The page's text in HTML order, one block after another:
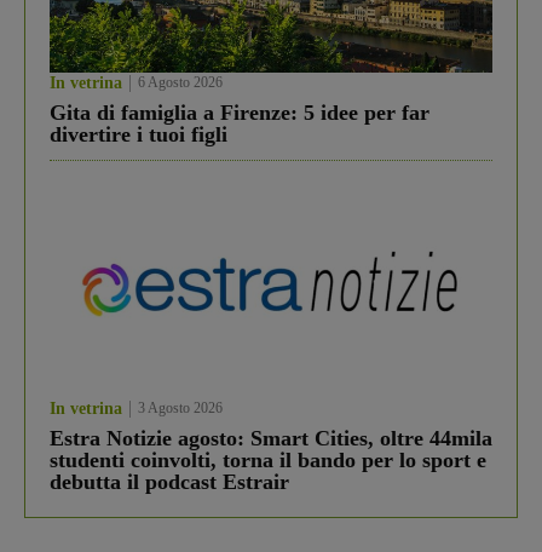
In vetrina 6 Agosto 2026
Gita di famiglia a Firenze: 5 idee per far
divertire i tuoi figli
In vetrina 3 Agosto 2026
Estra Notizie agosto: Smart Cities, oltre 44mila
studenti coinvolti, torna il bando per lo sport e
debutta il podcast Estrair